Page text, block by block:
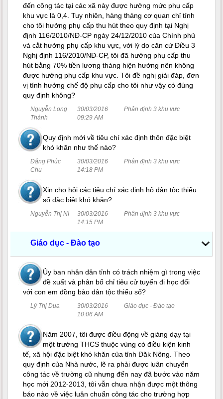
đến công tác tại các xã này được hưởng mức phụ cấp
khu vực là 0,4. Tuy nhiên, hàng tháng cơ quan chỉ tính
cho tôi hưởng phụ cấp thu hút theo quy định tại Nghị
định 116/2010/NĐ-CP ngày 24/12/2010 của Chính phủ
và cắt hưởng phụ cấp khu vực, với lý do căn cứ Điều 3
Nghị định 116/2010/NĐ-CP, tôi đã hưởng phụ cấp thu
hút bằng 70% tiền lương tháng hiện hưởng nên không
được hưởng phụ cấp khu vực. Tôi đề nghị giải đáp, đơn
vị tính hưởng chế độ phụ cấp cho tôi như vậy có đúng
quy định không?
Nguyễn Long
Thành
30/03/2016
09:29 AM
Phân định 3 khu vực
Quy định mới về tiêu chí xác định thôn đặc biệt
khó khăn như thế nào?
Đặng Phúc
Chu
30/03/2016
14:18 PM
Phân định 3 khu vực
Xin cho hỏi các tiêu chí xác định hộ dân tộc thiểu
số đặc biệt khó khăn?
Nguyễn Thị Ní
30/03/2016
14:15 PM
Phân định 3 khu vực
Giáo dục - Đào tạo
Ủy ban nhân dân tỉnh có trách nhiệm gì trong việc
đề xuất và phân bổ chỉ tiêu cử tuyển đi học đối
với con em đồng bào dân tộc thiểu số?
Lý Thị Dua
30/03/2016
10:06 AM
Giáo dục - Đào tạo
Năm 2007, tôi được điều động về giảng dạy tại
một trường THCS thuộc vùng có điều kiện kinh
tế, xã hội đặc biệt khó khăn của tỉnh Đăk Nông. Theo
quy định của Nhà nước, lẽ ra phải được luân chuyển
công tác về trường cũ nhưng đến nay đã bước vào năm
học mới 2012-2013, tôi vẫn chưa nhận được một thông
báo nào về việc luân chuẩn công tác cho trường hợp